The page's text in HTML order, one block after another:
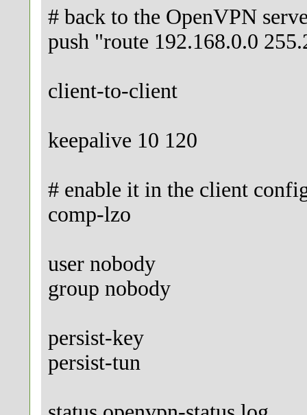
# back to the OpenVPN
push "route 192.168.0.0
client-to-client
keepalive 10 120
# enable it in the client
comp-lzo
user nobody
group nobody
persist-key
persist-tun